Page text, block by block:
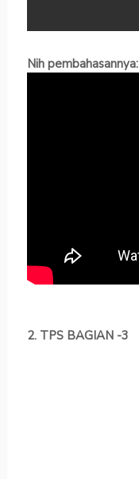
Nih pembahasannya:
2. TPS BAGIAN -3